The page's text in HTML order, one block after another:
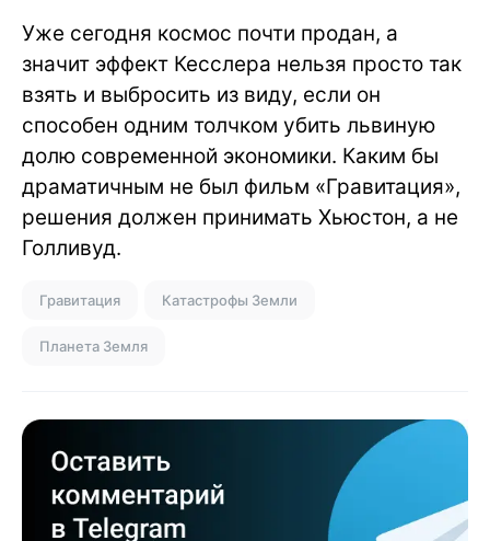
Уже сегодня космос почти продан, а
значит эффект Кесслера нельзя просто так
взять и выбросить из виду, если он
способен одним толчком убить львиную
долю современной экономики. Каким бы
драматичным не был фильм «Гравитация»,
решения должен принимать Хьюстон, а не
Голливуд.
Гравитация Катастрофы Земли
Планета Земля